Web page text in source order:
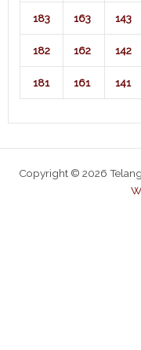
183 163 143
182 162 142
181 161 141
Copyright © 2026